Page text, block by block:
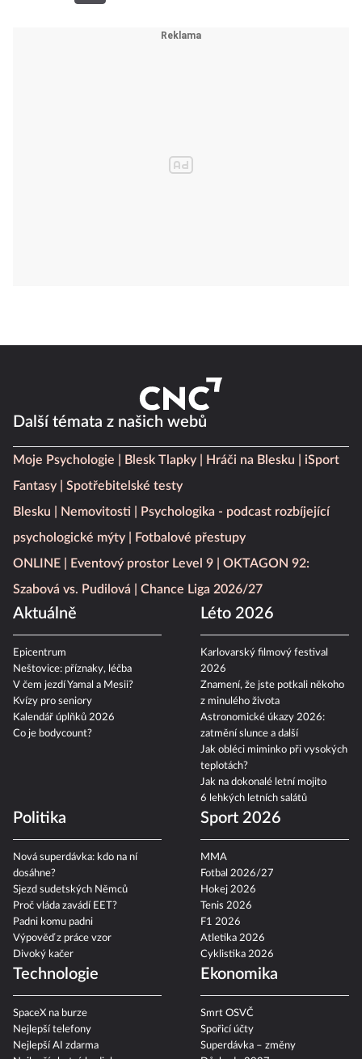
Další témata z našich webů
Moje Psychologie Blesk Tlapky Hráči na Blesku
iSport
Fantasy
Spotřebitelské testy
Blesku
Nemovitosti
Psychologika - podcast rozbíjející
psychologické mýty
Fotbalové přestupy
ONLINE
Eventový prostor Level 9
OKTAGON 92:
Szabová vs. Pudilová
Chance Liga 2026/27
Aktuálně
Epicentrum
Neštovice: příznaky, léčba
V čem jezdí Yamal a Mesii?
Kvízy pro seniory
Kalendář úplňků 2026
Co je bodycount?
Léto 2026
Karlovarský filmový festival
2026
Znamení, že jste potkali někoho
z minulého života
Astronomické úkazy 2026:
zatmění slunce a další
Jak obléci miminko při vysokých
teplotách?
Jak na dokonalé letní mojito
6 lehkých letních salátů
Politika
Nová superdávka: kdo na ní
dosáhne?
Sjezd sudetských Němců
Proč vláda zavádí EET?
Padni komu padni
Výpověď z práce vzor
Divoký kačer
Sport 2026
MMA
Fotbal 2026/27
Hokej 2026
Tenis 2026
F1 2026
Atletika 2026
Cyklistika 2026
Technologie
SpaceX na burze
Nejlepší telefony
Nejlepší AI zdarma
Ekonomika
Smrt OSVČ
Spořicí účty
Superdávka – změny